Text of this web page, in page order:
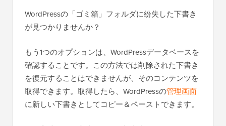
WordPressの「ゴミ箱」フォルダに紛失した下書き
が見つかりませんか？
もう1つのオプションは、WordPressデータベースを
確認することです。この方法では削除された下書き
を復元することはできませんが、そのコンテンツを
取得できます。取得したら、WordPressの管理画面
に新しい下書きとしてコピー＆ペーストできます。